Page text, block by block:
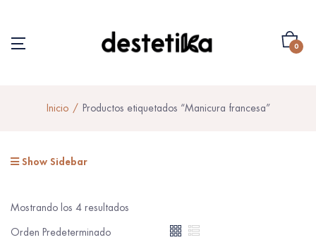
0
Inicio Productos etiquetados “Manicura francesa”
Show Sidebar
Mostrando los 4 resultados